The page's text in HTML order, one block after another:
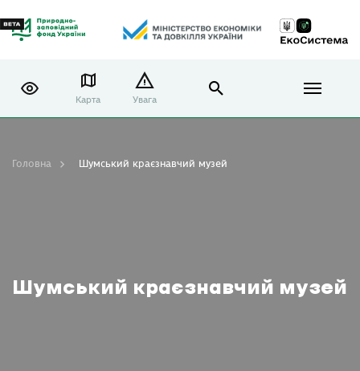
Карта Увага
Шумський краєзнавчий музей
Головна Шумський краєзнавчий музей